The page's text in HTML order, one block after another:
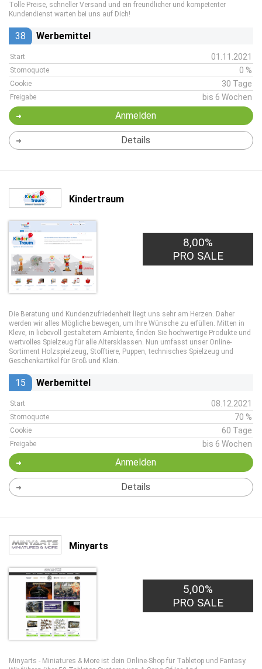
Tolle Preise, schneller Versand und ein freundlicher und kompetenter
Kundendienst warten bei uns auf Dich!
38 Werbemittel
Start 01.11.2021
Stornoquote 0 %
Cookie 30 Tage
Freigabe bis 6 Wochen
Anmelden
Details
Kindertraum
8,00%
PRO SALE
Die Beratung und Kundenzufriedenheit liegt uns sehr am Herzen. Daher
werden wir alles Mögliche bewegen, um Ihre Wünsche zu erfüllen. Mitten in
Kleve, in liebevoll gestaltetem Ambiente, finden Sie hochwertige Produkte und
wertvolles Spielzeug für alle Altersklassen. Nun umfasst unser Online-
Sortiment Holzspielzeug, Stofftiere, Puppen, technisches Spielzeug und
Geschenkartikel für Groß und Klein.
15 Werbemittel
Start 08.12.2021
Stornoquote 70 %
Cookie 60 Tage
Freigabe bis 6 Wochen
Anmelden
Details
Minyarts
5,00%
PRO SALE
Minyarts - Miniatures & More ist dein Online-Shop für Tabletop und Fantasy.